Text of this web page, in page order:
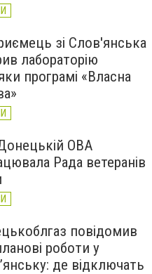
зі Слов'янська
лабораторію
програмі «Власна
ОВА
Рада ветеранів
повідомив
роботи у
де відключать